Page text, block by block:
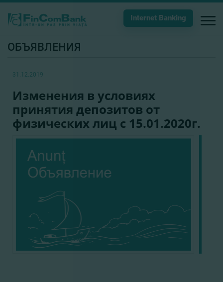
Internet Banking
ОБЪЯВЛЕНИЯ
31.12.2019
Изменения в условиях
принятия депозитов от
физических лиц с 15.01.2020г.